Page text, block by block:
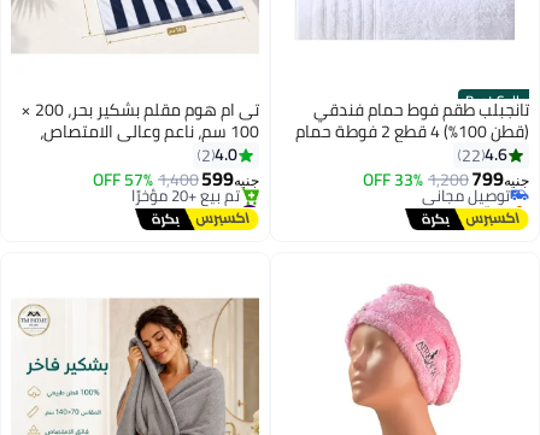
Best Seller
تانجبلب طقم فوط حمام فندقي
(قطن 100%) 4 قطع 2 فوطة حمام
كبيرة و٢ فوطة يد من القطن
المصري، نعومة فائقة، عالية
الامتصاص
4.6
22
جنيه799
1,200
33% OFF
#1 في مناشف الحمام
أقل سعر في 7 يوم
توصيل مجاني
بتخلّص بسرعة
تم بيع +50 مؤخرًا
#1 في مناشف الحمام
4
تى ام هوم مقلم بشكير بحر، 200 ×
100 سم، ناعم وعالي الامتصاص،
سريع الجفاف، لمسة فندقية راقية،
كحلي
4.0
2
جنيه599
1,400
57% OFF
#3 في مناشف الشاطئ
توصيل مجاني
تم بيع +20 مؤخرًا